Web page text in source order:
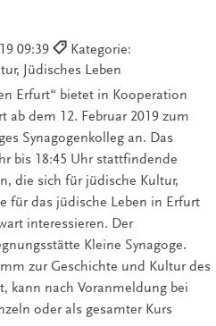
09:39
Kategorie:
Jüdisches Leben
Erfurt“ bietet in Kooperation
ab dem 12. Februar 2019 zum
Synagogenkolleg an. Das
bis 18:45 Uhr stattfindende
die sich für jüdische Kultur,
für das jüdische Leben in Erfurt
interessieren. Der
Kleine Synagoge.
zur Geschichte und Kultur des
kann nach Voranmeldung bei
oder als gesamter Kurs